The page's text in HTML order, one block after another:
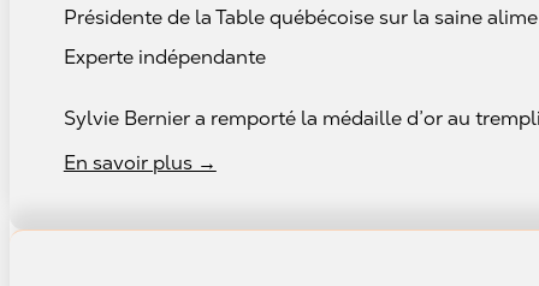
Présidente de la Table québécoise sur la saine
Experte indépendante
Sylvie Bernier a remporté la médaille d’or au
En savoir plus →